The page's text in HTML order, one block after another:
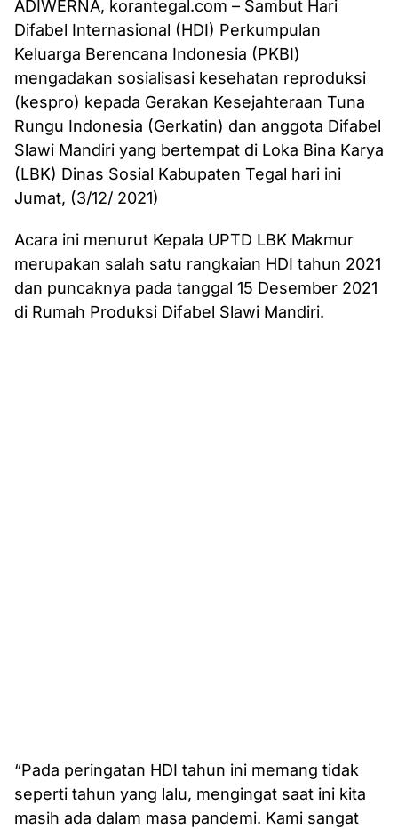
ADIWERNA, korantegal.com – Sambut Hari
Difabel Internasional (HDI) Perkumpulan
Keluarga Berencana Indonesia (PKBI)
mengadakan sosialisasi kesehatan reproduksi
(kespro) kepada Gerakan Kesejahteraan Tuna
Rungu Indonesia (Gerkatin) dan anggota Difabel
Slawi Mandiri yang bertempat di Loka Bina Karya
(LBK) Dinas Sosial Kabupaten Tegal hari ini
Jumat, (3/12/ 2021)
Acara ini menurut Kepala UPTD LBK Makmur
merupakan salah satu rangkaian HDI tahun 2021
dan puncaknya pada tanggal 15 Desember 2021
di Rumah Produksi Difabel Slawi Mandiri.
“Pada peringatan HDI tahun ini memang tidak
seperti tahun yang lalu, mengingat saat ini kita
masih ada dalam masa pandemi. Kami sangat